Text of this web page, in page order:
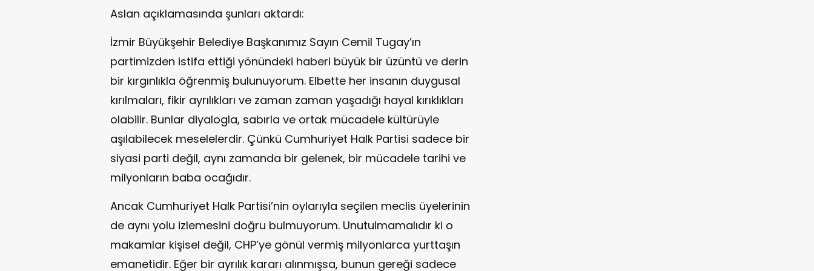
Aslan açıklamasında şunları aktardı:
İzmir Büyükşehir Belediye Başkanımız Sayın Cemil Tugay’ın
partimizden istifa ettiği yönündeki haberi büyük bir üzüntü ve derin
bir kırgınlıkla öğrenmiş bulunuyorum. Elbette her insanın duygusal
kırılmaları, fikir ayrılıkları ve zaman zaman yaşadığı hayal kırıklıkları
olabilir. Bunlar diyalogla, sabırla ve ortak mücadele kültürüyle
aşılabilecek meselelerdir. Çünkü Cumhuriyet Halk Partisi sadece bir
siyasi parti değil, aynı zamanda bir gelenek, bir mücadele tarihi ve
milyonların baba ocağıdır.
Ancak Cumhuriyet Halk Partisi’nin oylarıyla seçilen meclis üyelerinin
de aynı yolu izlemesini doğru bulmuyorum. Unutulmamalıdır ki o
makamlar kişisel değil, CHP’ye gönül vermiş milyonlarca yurttaşın
emanetidir. Eğer bir ayrılık kararı alınmışsa, bunun gereği sadece